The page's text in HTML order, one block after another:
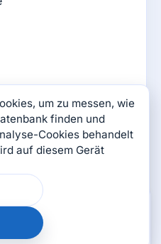
War diese Seite
hilfreich?
👍
um zu messen, wie
finden und
Cookies behandelt
auf diesem Gerät
mit uns